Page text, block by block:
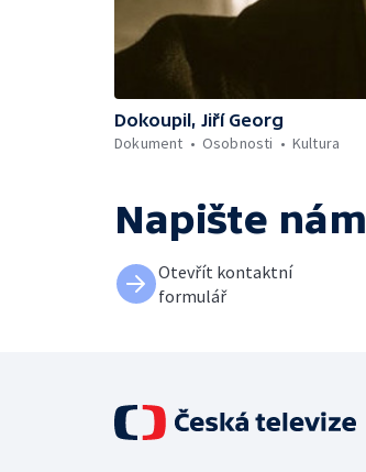
Dokoupil, Jiří Georg
Dokument
Osobnosti Kultura
Napište nám
Otevřít kontaktní
formulář